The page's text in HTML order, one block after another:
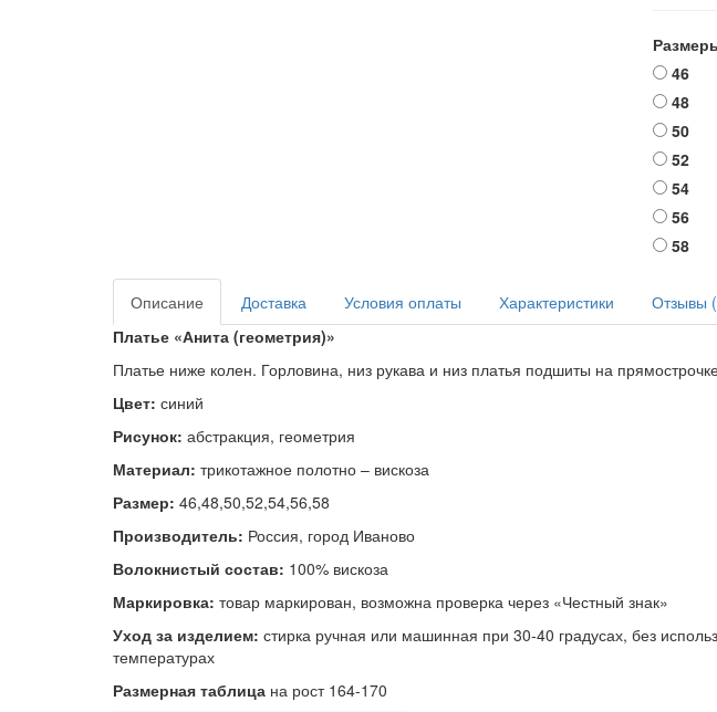
46
48
50
52
54
56
58
Описание Доставка Условия оплаты Характеристики
Отзывы
Платье «Анита (геометрия)»
Платье ниже колен. Горловина, низ рукава и низ платья подшиты на
Цвет: синий
Рисунок: абстракция, геометрия
Материал: трикотажное полотно – вискоза
Размер: 46,48,50,52,54,56,58
Производитель: Россия, город Иваново
Волокнистый состав: 100% вискоза
Маркировка: товар маркирован, возможна проверка через «Честный знак»
Уход за изделием: стирка ручная или машинная при 30-40 градусах, без
температурах
Размерная таблица на рост 164-170